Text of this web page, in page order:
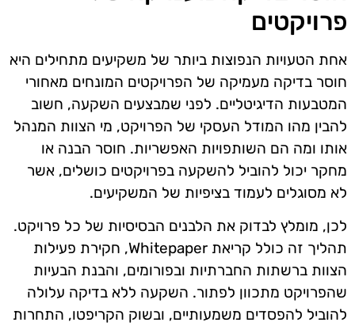
פרויקטים
אחת הטעויות הנפוצות ביותר של משקיעים מתחילים היא
חוסר בדיקה מעמיקה של הפרויקטים המונחים מאחורי
המטבעות הדיגיטליים. לפני שמבצעים השקעה, חשוב
להבין מהו המודל העסקי של הפרויקט, מי הצוות המנהל
אותו ומה הם השותפויות האפשריות. חוסר הבנה או
מחקר יכול להוביל להשקעה בפרויקטים כושלים, אשר
לא מסוגלים לעמוד בציפיות של המשקיעים.
לכן, מומלץ לבדוק את הלבנים הבסיסיות של כל פרויקט.
תהליך זה כולל קריאת Whitepaper, חקירת פעילות
הצוות ברשתות החברתיות ובפורומים, והבנת הבעיות
שהפרויקט מתכוון לפתור. השקעה ללא בדיקה עלולה
להוביל להפסדים משמעותיים, ובשוק הקריפטו, התחרות